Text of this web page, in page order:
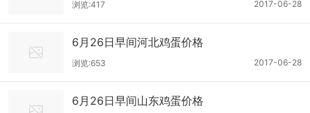
2017-06-28
浏览:417
6月26日早间河北鸡蛋价格
2017-06-28
浏览:653
6月26日早间山东鸡蛋价格